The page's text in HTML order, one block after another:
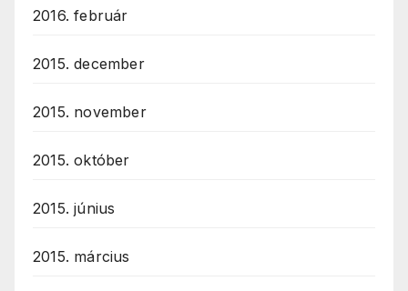
2016. február
2015. december
2015. november
2015. október
2015. június
2015. március